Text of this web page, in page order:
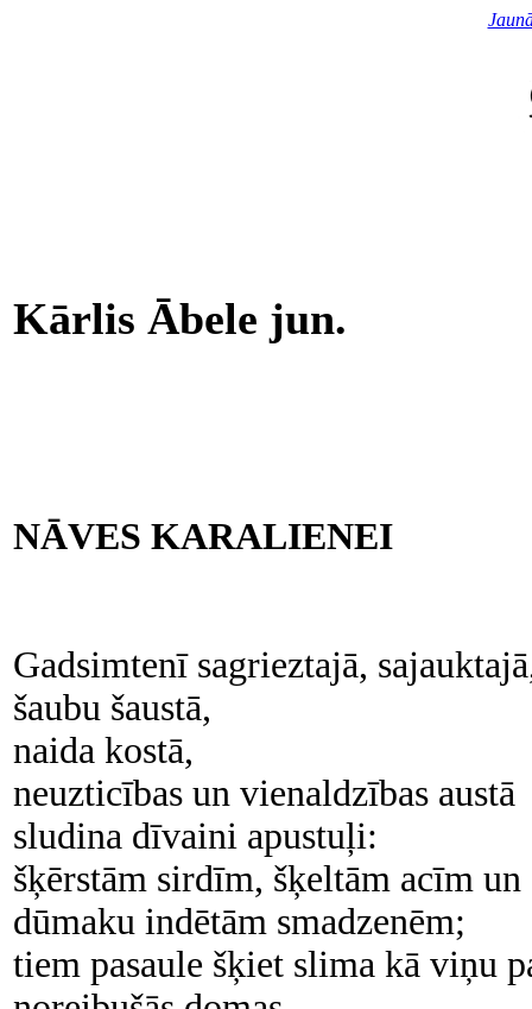
Kārlis Ābele jun.
NĀVES KARALIENEI
Gadsimtenī sagrieztajā,
šaubu šaustā,
naida kostā,
neuzticības un vienaldzības austā
sludina dīvaini apustuļi:
šķērstām sirdīm, šķeltām acīm
dūmaku indētām smadzenēm;
tiem pasaule šķiet slima kā viņu